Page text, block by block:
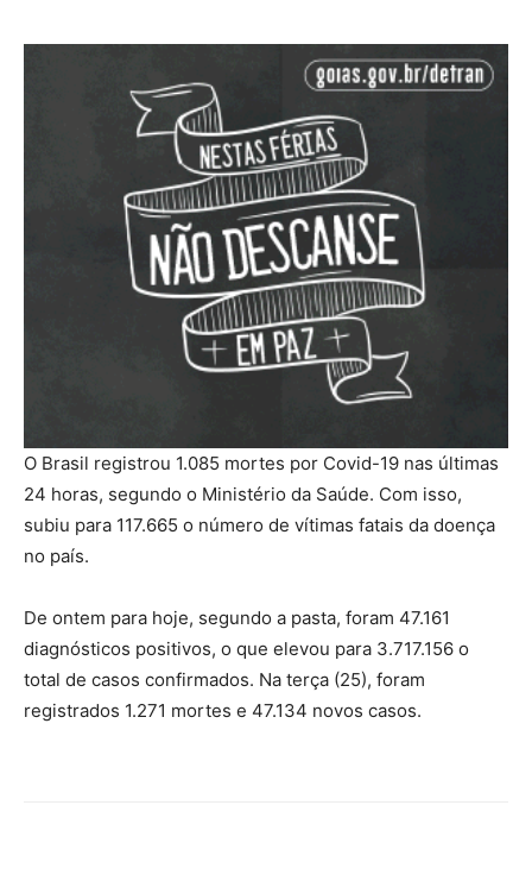
O Brasil registrou 1.085 mortes por Covid-19 nas últimas
24 horas, segundo o Ministério da Saúde. Com isso,
subiu para 117.665 o número de vítimas fatais da doença
no país.
De ontem para hoje, segundo a pasta, foram 47.161
diagnósticos positivos, o que elevou para 3.717.156 o
total de casos confirmados. Na terça (25), foram
registrados 1.271 mortes e 47.134 novos casos.